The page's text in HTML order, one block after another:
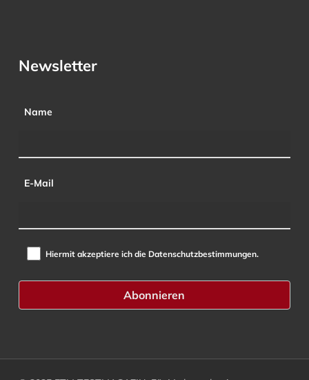
Newsletter
Name
E-Mail
Hiermit akzeptiere ich die Datenschutzbestimmungen.